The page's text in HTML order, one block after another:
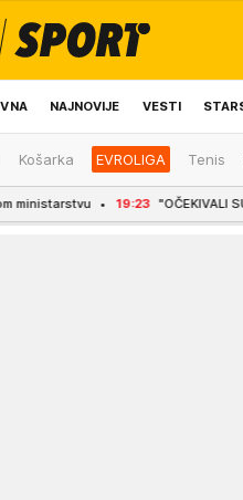
NAJNOVIJE VESTI
BUDUĆNOST REGION
Košarka EVROLIGA Tenis
"OČEKIVALI SU DA ĆEMO SE